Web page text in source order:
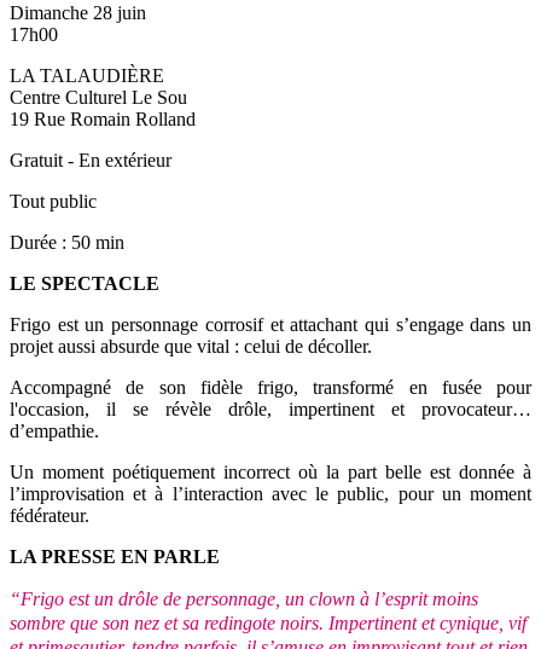
Dimanche 28 juin
17h00
LA TALAUDIÈRE
Centre Culturel Le Sou
19 Rue Romain Rolland
Gratuit - En extérieur
Tout public
Durée : 50 min
LE SPECTACLE
Frigo est un personnage corrosif et attachant qui s’engage dans un
projet aussi absurde que vital : celui de décoller.
Accompagné de son fidèle frigo, transformé en fusée pour
l'occasion, il se révèle drôle, impertinent et provocateur…
d’empathie.
Un moment poétiquement incorrect où la part belle est donnée à
l’improvisation et à l’interaction avec le public, pour un moment
fédérateur.
LA PRESSE EN PARLE
“Frigo est un drôle de personnage, un clown à l’esprit moins
sombre que son nez et sa redingote noirs. Impertinent et cynique, vif